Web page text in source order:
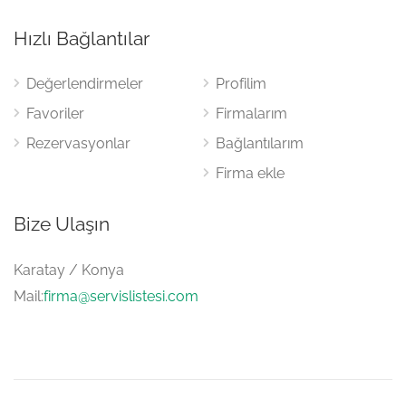
Hızlı Bağlantılar
Değerlendirmeler
Favoriler
Rezervasyonlar
Profilim
Firmalarım
Bağlantılarım
Firma ekle
Bize Ulaşın
Karatay / Konya
Mail:firma@servislistesi.com